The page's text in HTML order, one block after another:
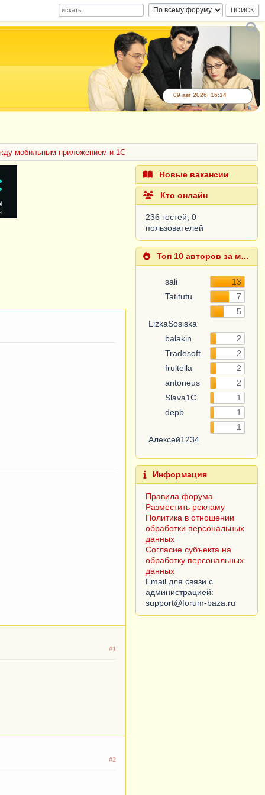
09 авг 2026, 16:14
мобильным приложением и 1С
#1
#2
Новые вакансии
Кто онлайн
236 гостей, 0
пользователей
Топ 10 авторов за месяц
sali
13
Tatitutu
7
LizkaSosiska
5
balakin
2
Tradesoft
2
fruitella
2
antoneus
2
Slava1C
1
depb
1
Алексей1234
1
Информация
Правила форума
Разместить рекламу
Политика в отношении
обработки персональных
данных
Согласие субъекта на
обработку персональных
данных
Email для связи с
администрацией: